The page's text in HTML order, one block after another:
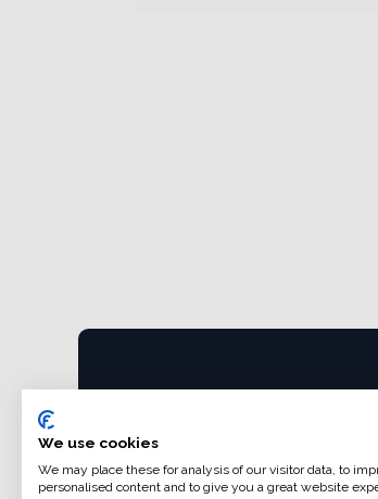
Home
Condizioni generali di vendita
Dati di fatturazione
We use cookies
We may place these for analysis of our visitor data, to
personalised content and to give you a great website